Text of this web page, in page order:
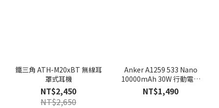
鐵三角 ATH-M20xBT 無線耳
罩式耳機
NT$2,450
NT$2,650
Anker A1259 533 Nano
10000mAh 30W 行動電源
(自帶USB-C線)
NT$1,490